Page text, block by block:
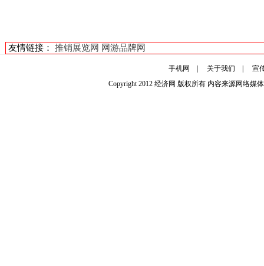
友情链接： 推销展览网 网游品牌网
手机网 | 关于我们 |宣
Copyright 2012经济网 版权所有 内容来源网络媒